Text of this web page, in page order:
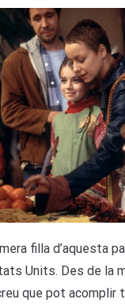
filla d’aquesta
Units. Des de la
que pot